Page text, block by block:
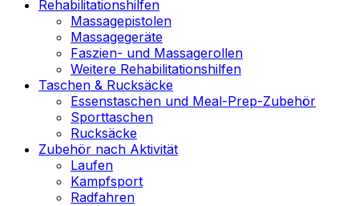
Rehabilitationshilfen
Massagepistolen
Massagegeräte
Faszien- und Massagerollen
Weitere Rehabilitationshilfen
Taschen & Rucksäcke
Essenstaschen und Meal-Prep-Zubehör
Sporttaschen
Rucksäcke
Zubehör nach Aktivität
Laufen
Kampfsport
Radfahren